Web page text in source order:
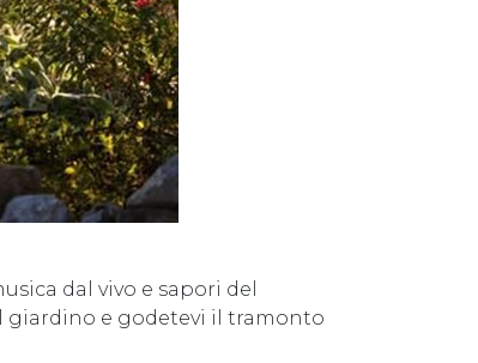
dal vivo e sapori del
giardino e godetevi il tramonto